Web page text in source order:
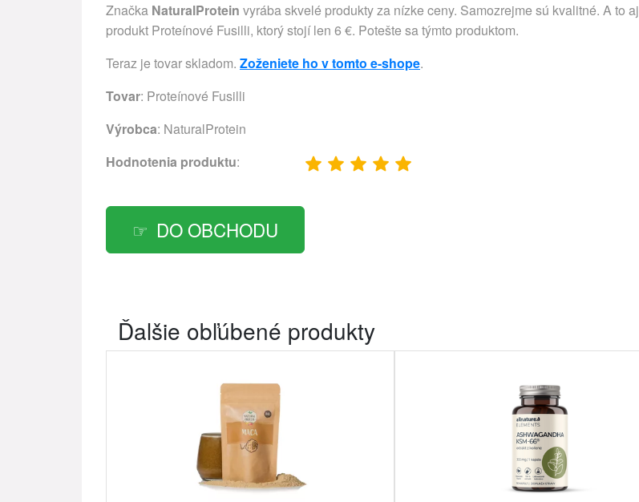
Značka NaturalProtein vyrába skvelé produkty za nízke ceny. Samozrejme sú kvalitné. A to aj
produkt Proteínové Fusilli, ktorý stojí len 6 €. Potešte sa týmto produktom.
Teraz je tovar skladom. Zoženiete ho v tomto e-shope.
Tovar: Proteínové Fusilli
Výrobca: NaturalProtein
Hodnotenia produktu:
DO OBCHODU
Ďalšie obľúbené produkty